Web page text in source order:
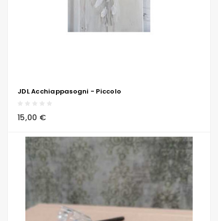
JDL Acchiappasogni - Piccolo
15,00 €
local_grocery_store